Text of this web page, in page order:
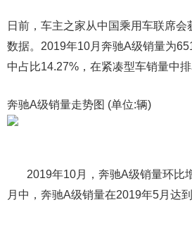
日前，车主之家从中国乘用车联席
数据。2019年10月奔驰A级销量为
中占比14.27%，在紧凑型车销量中排
奔驰A级销量走势图 (单位:辆)
2019年10月，奔驰A级销量环比
月中，奔驰A级销量在2019年5月达